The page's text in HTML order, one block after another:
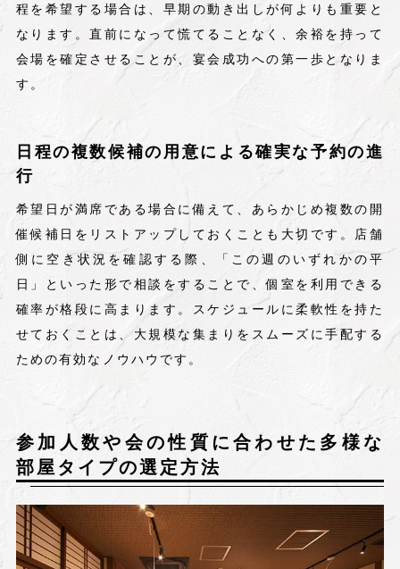
程を希望する場合は、早期の動き出しが何よりも重要と
なります。直前になって慌てることなく、余裕を持って
会場を確定させることが、宴会成功への第一歩となりま
す。
日程の複数候補の用意による確実な予約の進
行
希望日が満席である場合に備えて、あらかじめ複数の開
催候補日をリストアップしておくことも大切です。店舗
側に空き状況を確認する際、「この週のいずれかの平
日」といった形で相談をすることで、個室を利用できる
確率が格段に高まります。スケジュールに柔軟性を持た
せておくことは、大規模な集まりをスムーズに手配する
ための有効なノウハウです。
参加人数や会の性質に合わせた多様な
部屋タイプの選定方法